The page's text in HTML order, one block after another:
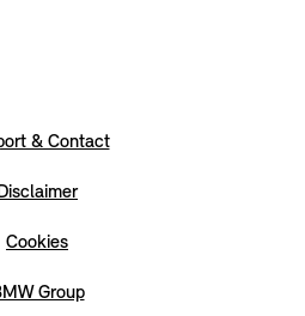
& Contact
Disclaimer
Cookies
Group